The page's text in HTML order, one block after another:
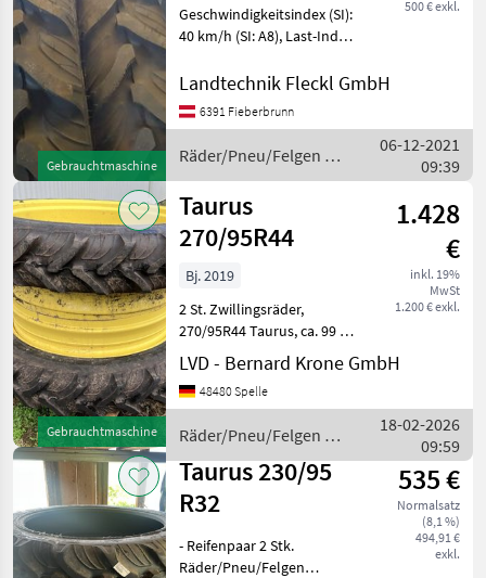
Gebrauchtmaschine
500 € exkl.
Geschwindigkeitsindex (SI):
40 km/h (SI: A8), Last-Index
Schlauchlos (TL), Bauweise:
Felgendurchmesser: 32
Landtechnik Fleckl GmbH
6391 Fieberbrunn
Räder/Pneu/Felgen /
Taurus
06-12-2021
09:39
Gebrauchtmaschine
Taurus
270/95R44
1.428
€
inkl. 19%
MwSt
1.200 € exkl.
Bj. 2019
2 St. Zwillingsräder,
270/95R44 Taurus, ca. 99 %
Profil, 142A8, Distanzring:
200 mm,
Räder/Pneu/Felgen
Räder/Pneu/Felgen
LVD - Bernard Krone GmbH
48480 Spelle
Räder/Pneu/Felgen /
Taurus
18-02-2026
09:59
Taurus 230/95
R32
535 €
Normalsatz
(8,1 %)
494,91 €
exkl.
- Reifenpaar 2 Stk.
Räder/Pneu/Felgen